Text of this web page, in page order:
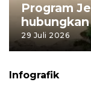
Program
29 Juli 2026
Infografik